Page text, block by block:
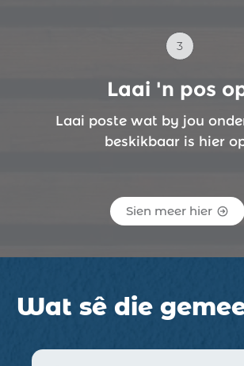
Laai 'n pos
Laai poste wat by jou
beskikbaar is hier
Sien meer hier
Wat sê die